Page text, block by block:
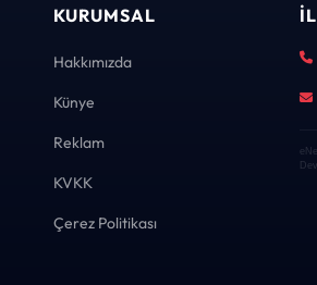
KURUMSAL
Hakkımızda
Künye
Reklam
KVKK
Çerez Politikası